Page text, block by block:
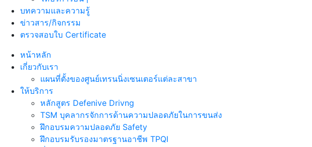
บทความและความรู้
ข่าวสาร/กิจกรรม
ตรวจสอบใบ Certificate
หน้าหลัก
เกี่ยวกับเรา
แผนที่ตั้งของศูนย์เทรนนิ่งเซนเตอร์แต่ละสาขา
ให้บริการ
หลักสูตร Defenive Drivng
TSM บุคลากรจักการด้านความปลอดภัยในการขนส่ง
ฝึกอบรมความปลอดภัย Safety
ฝึกอบรมรับรองมาตรฐานอาชีพ TPQI